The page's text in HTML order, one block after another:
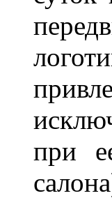
при